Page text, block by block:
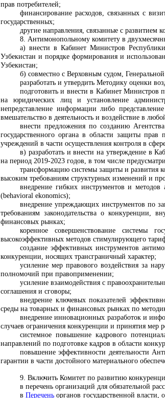
прав потребителей;
финансирование расходов, связанных с
государственных;
другие направления, связанные с развитием
8. Антимонопольному комитету в
а) внести в Кабинет Министров
Узбекистан и порядке формирования и
Узбекистан;
б) совместно с Верховным судом,
разработать и утвердить Методику оценки
подготовить и внести в Кабинет Министров
на юридических лиц и установление
непредставление информации либо
вмешательство в деятельность и воздействие в
внести предложения по созданию
государственного органа в области защиты
учреждений в части осуществления контроля в
в) разработать и внести на утверждение в
на период 2019-2023 годов, в том числе
трансформацию системы защиты и развития
высоким требованиям структурных изменений и
внедрение гибких инструментов и
(behavioral ekonomics);
внедрение упреждающих инструментов по
требованиям законодательства о
финансовых рынках;
коренное совершенствование системы
высокоэффективных методов стимулирующего
создание эффективных инструментов
конкуренции, носящих трансграничный характер;
усиление мер правового воздействия за
полномочий при правоприменении;
усиление взаимодействия с
соглашения и сговоры;
внедрение ключевых показателей
среды на товарных и финансовых рынках по
внедрение инновационных разработок и
случаев ограничения конкуренции и принятия мер
системное повышение кадрового
направлений по подготовке кадров в области
повышение эффективности деятельности
гарантии в части достойного материального
9. Включить Комитет по развитию
в перечень организаций для обязательной
вПеречень органов государственной власти,